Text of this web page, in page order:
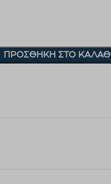
ΠΡΟΣΘΉΚΗ ΣΤΟ ΚΑΛΆΘΙ